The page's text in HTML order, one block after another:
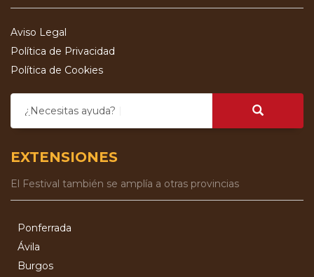
Aviso Legal
Política de Privacidad
Política de Cookies
¿Necesitas ayuda?
EXTENSIONES
El Festival también se amplía a otras provincias
Ponferrada
Ávila
Burgos